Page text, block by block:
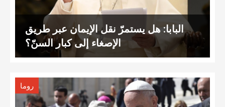
البابا: هل يستمرّ نقل الإيمان عبر طريق
الإصغاء إلى كبار السنّ؟
روما